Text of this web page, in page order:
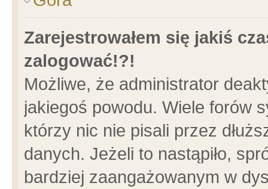
Zarejestrowałem się jakiś
zalogować!?!
Możliwe, że administrator
jakiegoś powodu. Wiele forów
którzy nic nie pisali przez
danych. Jeżeli to nastąpiło,
bardziej zaangażowanym w